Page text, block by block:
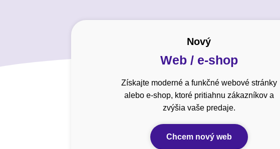
Nový
Web / e-shop
Získajte moderné a funkčné webové stránky
alebo e-shop, ktoré pritiahnu zákazníkov a
zvýšia vaše predaje.
Chcem nový web